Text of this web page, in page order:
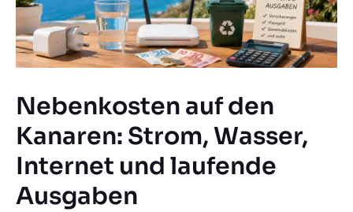
Nebenkosten auf den
Kanaren: Strom, Wasser,
Internet und laufende
Ausgaben